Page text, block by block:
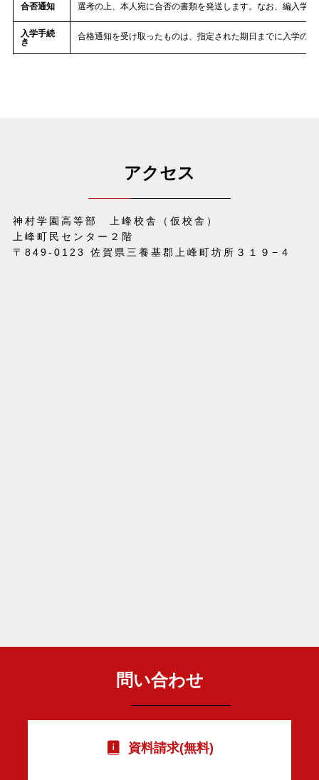
合否通知 選考の上、本人宛に合否の書類を発送します。なお、編入学
入学手続
き
合格通知を受け取ったものは、指定された期日までに入学の
アクセス
神村学園高等部 上峰校舎（仮校舎）
上峰町民センター２階
〒849-0123 佐賀県三養基郡上峰町坊所３１９−４
問い合わせ
資料請求(無料)